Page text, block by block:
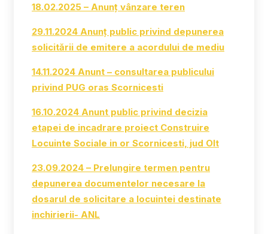
18.02.2025 – Anunț vânzare teren
29.11.2024 Anunț public privind depunerea
solicitării de emitere a acordului de mediu
14.11.2024 Anunt – consultarea publicului
privind PUG oras Scornicesti
16.10.2024 Anunt public privind decizia
etapei de incadrare proiect Construire
Locuinte Sociale in or Scornicesti, jud Olt
23.09.2024 – Prelungire termen pentru
depunerea documentelor necesare la
dosarul de solicitare a locuintei destinate
inchirierii- ANL